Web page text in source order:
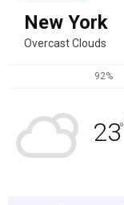
New York
Overcast Clouds
92%
23°